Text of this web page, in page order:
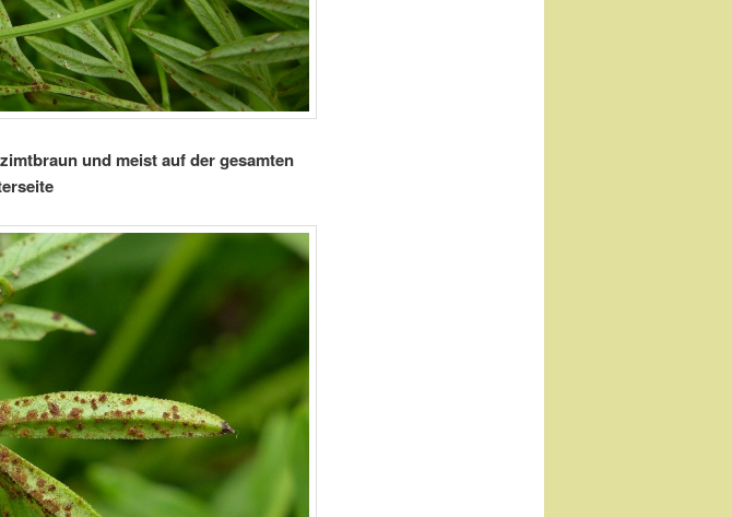
und meist auf der gesamten